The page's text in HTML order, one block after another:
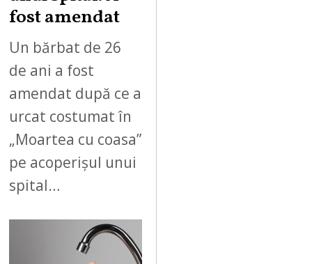
fost amendat
Un bărbat de 26
de ani a fost
amendat după ce a
urcat costumat în
„Moartea cu coasa”
pe acoperișul unui
spital…